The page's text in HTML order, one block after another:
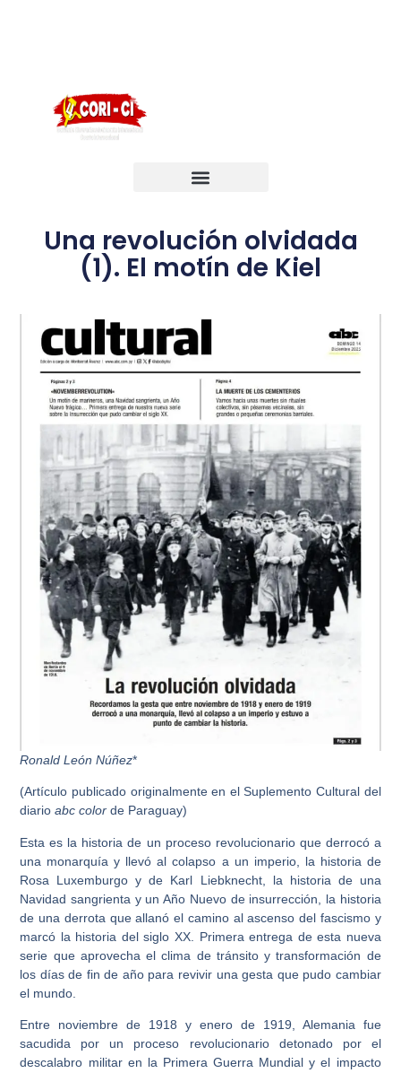
Una revolución olvidada
(1). El motín de Kiel
Ronald León Núñez*
(Artículo publicado originalmente en el Suplemento Cultural del
diarioabc color de Paraguay)
Esta es la historia de un proceso revolucionario que derrocó a
una monarquía y llevó al colapso a un imperio, la historia de
Rosa Luxemburgo y de Karl Liebknecht, la historia de una
Navidad sangrienta y un Año Nuevo de insurrección, la historia
de una derrota que allanó el camino al ascenso del fascismo y
marcó la historia del siglo XX. Primera entrega de esta nueva
serie que aprovecha el clima de tránsito y transformación de
los días de fin de año para revivir una gesta que pudo cambiar
el mundo.
Entre noviembre de 1918 y enero de 1919, Alemania fue
sacudida por un proceso revolucionario detonado por el
descalabro militar en la Primera Guerra Mundial y el impacto